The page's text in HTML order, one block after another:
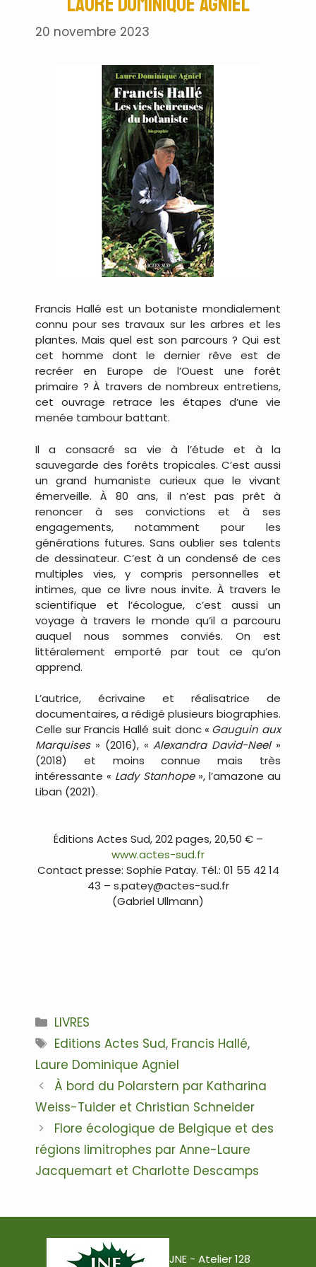
20 novembre 2023
Francis Hallé est un botaniste mondialement
connu pour ses travaux sur les arbres et les
plantes. Mais quel est son parcours ? Qui est
cet homme dont le dernier rêve est de
recréer en Europe de l’Ouest une forêt
primaire ? À travers de nombreux entretiens,
cet ouvrage retrace les étapes d’une vie
menée tambour battant.
Il a consacré sa vie à l’étude et à la
sauvegarde des forêts tropicales. C’est aussi
un grand humaniste curieux que le vivant
émerveille. À 80 ans, il n’est pas prêt à
renoncer à ses convictions et à ses
engagements, notamment pour les
générations futures. Sans oublier ses talents
de dessinateur. C’est à un condensé de ces
multiples vies, y compris personnelles et
intimes, que ce livre nous invite. À travers le
scientifique et l’écologue, c’est aussi un
voyage à travers le monde qu’il a parcouru
auquel nous sommes conviés. On est
littéralement emporté par tout ce qu’on
apprend.
L’autrice, écrivaine et réalisatrice de
documentaires, a rédigé plusieurs biographies.
Celle sur Francis Hallé suit donc « Gauguin aux
Marquises» (2016), « Alexandra David-Neel»
(2018) et moins connue mais très
intéressante « Lady Stanhope», l’amazone au
Liban (2021).
Éditions Actes Sud, 202 pages, 20,50 € –
www.actes-sud.fr
Contact presse: Sophie Patay. Tél.: 01 55 42 14
43 – s.patey@actes-sud.fr
(Gabriel Ullmann)
Catégories
LIVRES
Étiquettes
Editions Actes Sud, Francis Hallé,
Laure Dominique Agniel
Navigation
des
À bord du Polarstern par Katharina
Weiss-Tuider et Christian Schneider
Flore écologique de Belgique et des
régions limitrophes par Anne-Laure
Jacquemart et Charlotte Descamps
JNE - Atelier 128